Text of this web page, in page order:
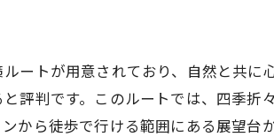
心身をリセットするためのサウナ利
ペンションならではのサウナの楽し
ートが用意されており、自然と共
評判です。このルートでは、四季
から徒歩で行ける範囲にある展望